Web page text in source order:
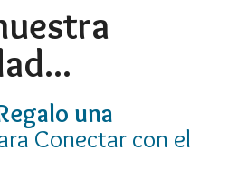
una
Conectar con el